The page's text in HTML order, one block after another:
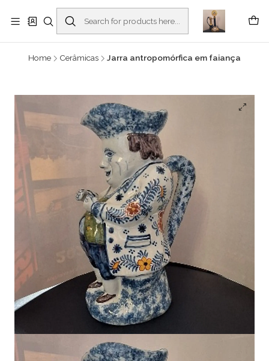
Buscantiguidades - Leilões. Colecionismo e antiguidades em Viana do
Castelo -
Read more
Home Cerâmicas Jarra antropomórfica em faiança